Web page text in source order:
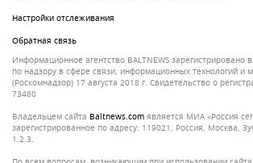
Настройки отслеживания
Обратная связь
Информационное агентство BALTNEWS зарегистрировано
по надзору в сфере связи, информационных технологий и
(Роскомнадзор) 17 августа 2018 г. Свидетельство о
73480
Владельцем сайта
baltnews.com является МИА «Россия
зарегистрированное по адресу: 119021, Россия, Москва,
1,2.3.